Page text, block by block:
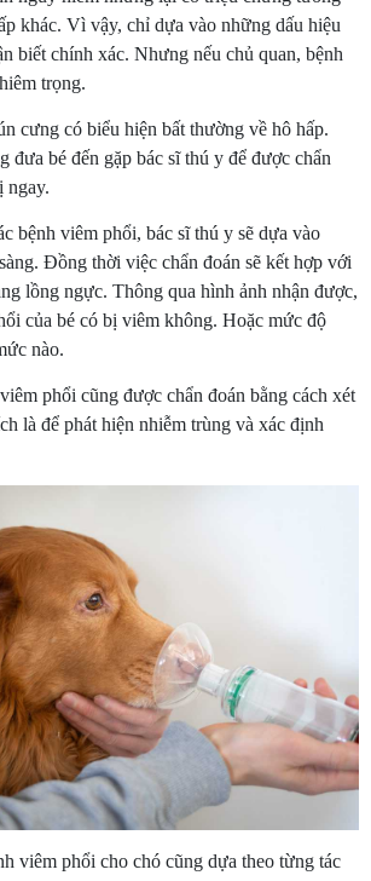
khác. Vì vậy, chỉ dựa vào những dấu hiệu
biết chính xác. Nhưng nếu chủ quan, bệnh
trọng.
cưng có biểu hiện bất thường về hô hấp.
đưa bé đến gặp bác sĩ thú y để được chẩn
ngay.
bệnh viêm phổi, bác sĩ thú y sẽ dựa vào
Đồng thời việc chẩn đoán sẽ kết hợp với
lồng ngực. Thông qua hình ảnh nhận được,
của bé có bị viêm không. Hoặc mức độ
nào.
phổi cũng được chẩn đoán bằng cách xét
là để phát hiện nhiễm trùng và xác định
viêm phổi cho chó cũng dựa theo từng tác